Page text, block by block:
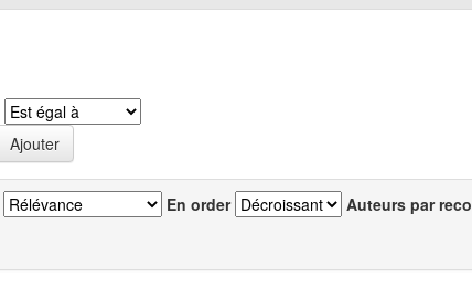
En order Auteurs par